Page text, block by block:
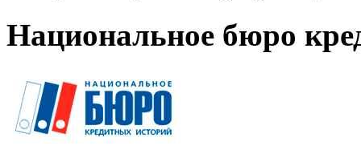
Национальное бюро